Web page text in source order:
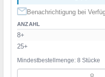
Benachrichtigung bei
ANZAHL
8+
25+
Mindestbestellmenge: 8 Stücke